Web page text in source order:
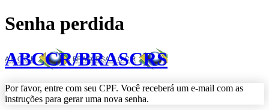
Senha perdida
ABCCR/BRASCRS
Por favor, entre com seu CPF. Você receberá um e-mail com as
instruções para gerar uma nova senha.